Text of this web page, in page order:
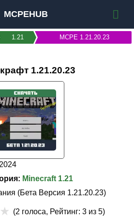
MCPEHUB
1.21 MCPE 1.21.20.23
1.21.20.23
Minecraft 1.21
(Бета Версия 1.21.20.23)
★ (2 голоса, Рейтинг: 3из 5)